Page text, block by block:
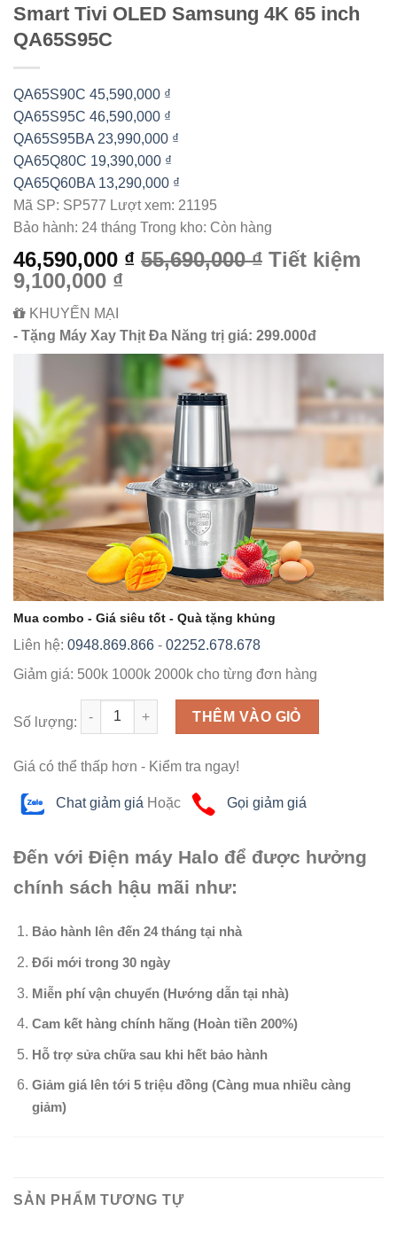
Smart Tivi OLED Samsung 4K 65 inch
QA65S95C
QA65S90C 45,590,000 ₫
QA65S95C 46,590,000 ₫
QA65S95BA 23,990,000 ₫
QA65Q80C 19,390,000 ₫
QA65Q60BA 13,290,000 ₫
Mã SP: SP577 Lượt xem: 21195
Bảo hành: 24 tháng Trong kho: Còn hàng
46,590,000 ₫ 55,690,000 ₫ Tiết kiệm
9,100,000 ₫
KHUYẾN MẠI
- Tặng Máy Xay Thịt Đa Năng trị giá: 299.000đ
Mua combo - Giá siêu tốt - Quà tặng khủng
Liên hệ: 0948.869.866 - 02252.678.678
Giảm giá: 500k 1000k 2000k cho từng đơn hàng
Số lượng:
Số lượng THÊM VÀO GIỎ
Giá có thể thấp hơn - Kiểm tra ngay!
Chat giảm giá Hoặc Gọi giảm giá
Đến với Điện máy Halo để được hưởng
chính sách hậu mãi như:
Bảo hành lên đến 24 tháng tại nhà
Đổi mới trong 30 ngày
Miễn phí vận chuyển (Hướng dẫn tại nhà)
Cam kết hàng chính hãng (Hoàn tiền 200%)
Hỗ trợ sửa chữa sau khi hết bảo hành
Giảm giá lên tới 5 triệu đồng (Càng mua nhiều càng
giảm)
SẢN PHẨM TƯƠNG TỰ